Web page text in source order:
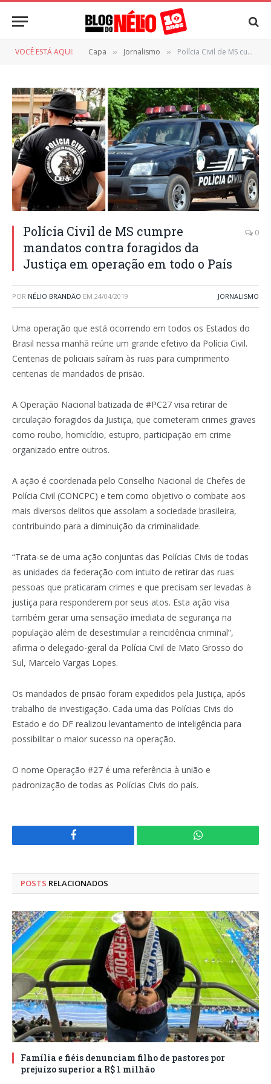
VOCÊ ESTÁ AQUI: Capa » Jornalismo » Polícia Civil de MS cumpre mandatos contra foragidos da Justiça em operação em todo o País
Polícia Civil de MS cumpre
mandatos contra foragidos da
Justiça em operação em todo o País
0
POR NÉLIO BRANDÃO EM 24/04/2019 JORNALISMO
Uma operação que está ocorrendo em todos os Estados do
Brasil nessa manhã reúne um grande efetivo da Polícia Civil.
Centenas de policiais saíram às ruas para cumprimento
centenas de mandados de prisão.
A Operação Nacional batizada de #PC27 visa retirar de
circulação foragidos da Justiça, que cometeram crimes graves
como roubo, homicídio, estupro, participação em crime
organizado entre outros.
A ação é coordenada pelo Conselho Nacional de Chefes de
Polícia Civil (CONCPC) e tem como objetivo o combate aos
mais diversos delitos que assolam a sociedade brasileira,
contribuindo para a diminuição da criminalidade.
“Trata-se de uma ação conjuntas das Polícias Civis de todas
as unidades da federação com intuito de retirar das ruas
pessoas que praticaram crimes e que precisam ser levadas à
justiça para responderem por seus atos. Esta ação visa
também gerar uma sensação imediata de segurança na
população além de desestimular a reincidência criminal”,
afirma o delegado-geral da Polícia Civil de Mato Grosso do
Sul, Marcelo Vargas Lopes.
Os mandados de prisão foram expedidos pela Justiça, após
trabalho de investigação. Cada uma das Polícias Civis do
Estado e do DF realizou levantamento de inteligência para
possibilitar o maior sucesso na operação.
O nome Operação #27 é uma referência à união e
padronização de todas as Polícias Civis do país.
Facebook WhatsApp
POSTS RELACIONADOS
Família e fiéis denunciam filho de pastores por
prejuízo superior a R$ 1 milhão